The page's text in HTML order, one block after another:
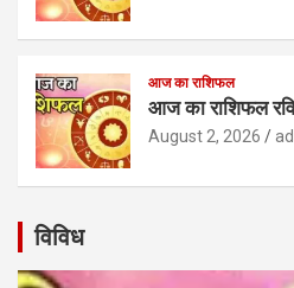
आज का राशिफल
आज का राशिफल
August 2, 2026
विविध